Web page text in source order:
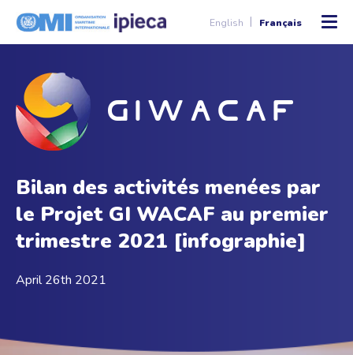
English Français
Bilan des activités menées par
le Projet GI WACAF au premier
trimestre 2021 [infographie]
April 26th 2021